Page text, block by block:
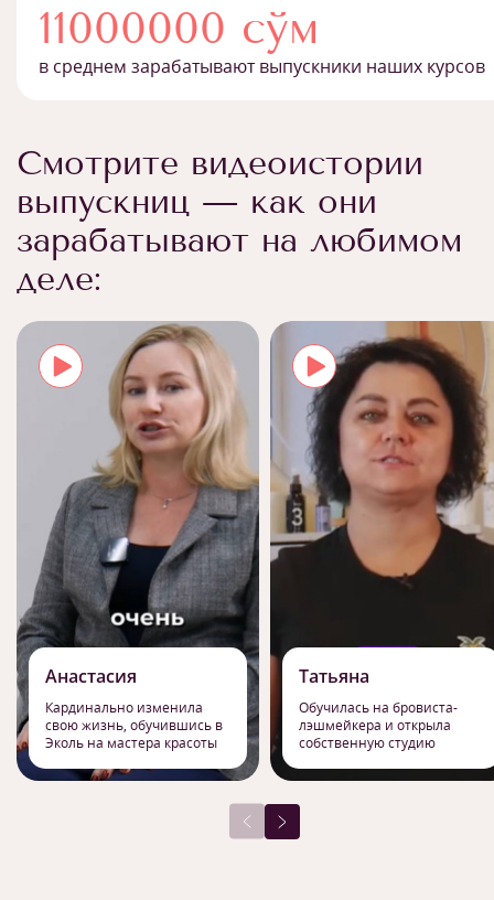
11000000 сўм
в среднем зарабатывают выпускники наших курсов
Смотрите видеоистории
выпускниц — как они
зарабатывают на любимом
деле:
Анастасия
Кардинально изменила
свою жизнь, обучившись в
Эколь на мастера красоты
Татьяна
Обучилась на бровиста-
лэшмейкера и открыла
собственную студию